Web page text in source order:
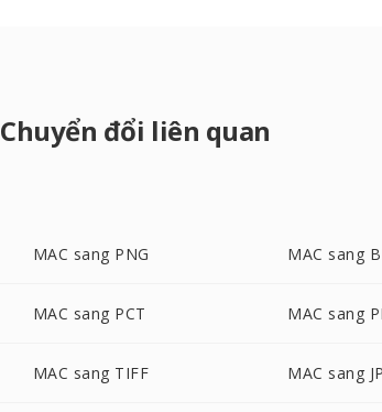
Chuyển đổi liên quan
MAC sang PNG MAC sang
MAC sang PCT MAC sang
MAC sang TIFF MAC sang